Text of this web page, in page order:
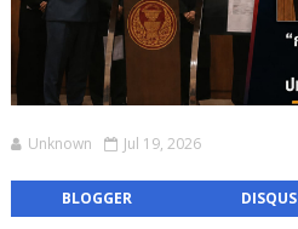
Unknown Jul 19, 2026
BLOGGER DISQUS